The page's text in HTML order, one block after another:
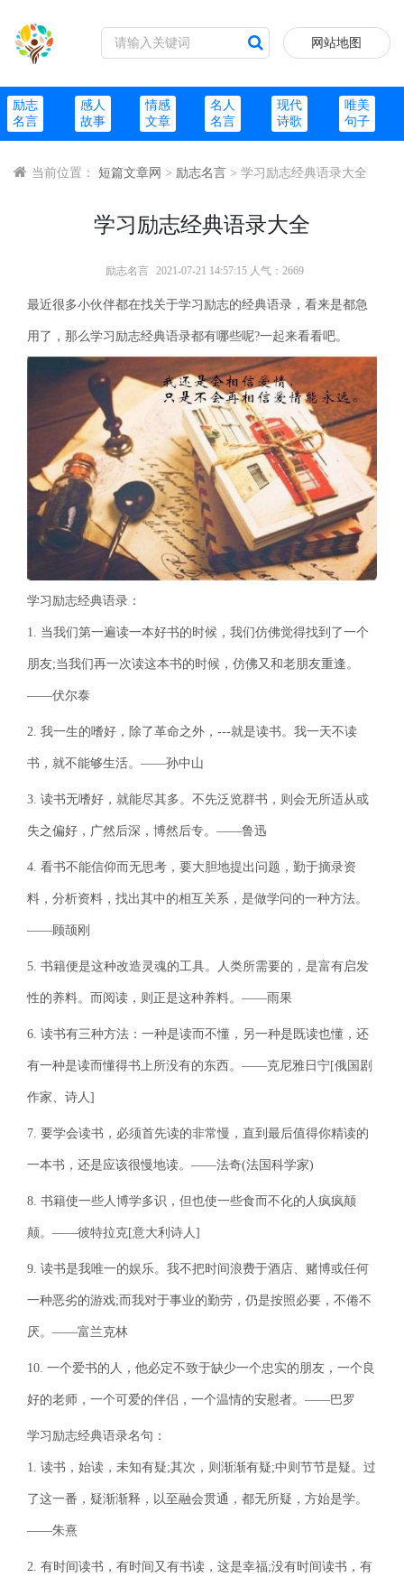
网站地图
励志
名言
感人
故事
情感
文章
名人
名言
现代
诗歌
唯美
句子
当前位置： 短篇文章网 > 励志名言 > 学习励志经典语录大全
学习励志经典语录大全
励志名言 2021-07-21 14:57:15 人气：2669
最近很多小伙伴都在找关于学习励志的经典语录，看来是都急
用了，那么学习励志经典语录都有哪些呢?一起来看看吧。
学习励志经典语录：
1. 当我们第一遍读一本好书的时候，我们仿佛觉得找到了一个
朋友;当我们再一次读这本书的时候，仿佛又和老朋友重逢。
——伏尔泰
2. 我一生的嗜好，除了革命之外，---就是读书。我一天不读
书，就不能够生活。——孙中山
3. 读书无嗜好，就能尽其多。不先泛览群书，则会无所适从或
失之偏好，广然后深，博然后专。——鲁迅
4. 看书不能信仰而无思考，要大胆地提出问题，勤于摘录资
料，分析资料，找出其中的相互关系，是做学问的一种方法。
——顾颉刚
5. 书籍便是这种改造灵魂的工具。人类所需要的，是富有启发
性的养料。而阅读，则正是这种养料。——雨果
6. 读书有三种方法：一种是读而不懂，另一种是既读也懂，还
有一种是读而懂得书上所没有的东西。——克尼雅日宁[俄国剧
作家、诗人]
7. 要学会读书，必须首先读的非常慢，直到最后值得你精读的
一本书，还是应该很慢地读。——法奇(法国科学家)
8. 书籍使一些人博学多识，但也使一些食而不化的人疯疯颠
颠。——彼特拉克[意大利诗人]
9. 读书是我唯一的娱乐。我不把时间浪费于酒店、赌博或任何
一种恶劣的游戏;而我对于事业的勤劳，仍是按照必要，不倦不
厌。——富兰克林
10. 一个爱书的人，他必定不致于缺少一个忠实的朋友，一个良
好的老师，一个可爱的伴侣，一个温情的安慰者。——巴罗
学习励志经典语录名句：
1. 读书，始读，未知有疑;其次，则渐渐有疑;中则节节是疑。过
了这一番，疑渐渐释，以至融会贯通，都无所疑，方始是学。
——朱熹
2. 有时间读书，有时间又有书读，这是幸福;没有时间读书，有